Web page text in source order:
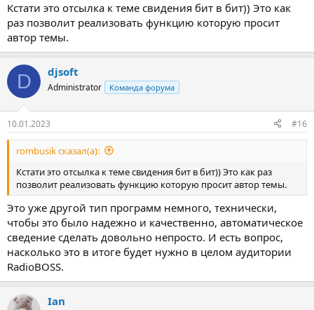
Кстати это отсылка к теме свидения бит в бит)) Это как
раз позволит реализовать функцию которую просит
автор темы.
D djsoft
Administrator Команда форума
10.01.2023 #16
rombusik сказал(а):
Кстати это отсылка к теме свидения бит в бит)) Это как раз
позволит реализовать функцию которую просит автор темы.
Это уже другой тип программ немного, технически,
чтобы это было надежно и качественно, автоматическое
сведение сделать довольно непросто. И есть вопрос,
насколько это в итоге будет нужно в целом аудитории
RadioBOSS.
Ian